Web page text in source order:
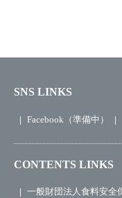
SNS LINKS
Facebook（準備中）
CONTENTS LINKS
一般財団法人食料安全